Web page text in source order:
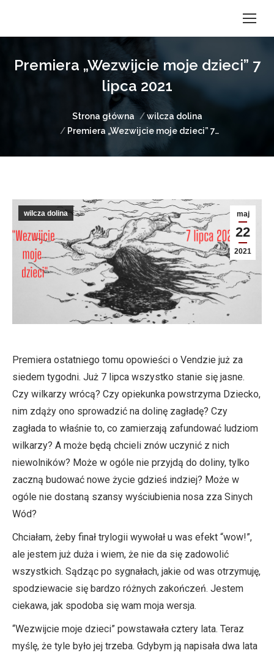
Premiera „Wezwijcie moje dzieci” 7
lipca 2021
Strona główna
wilcza dolina
Premiera „Wezwijcie moje dzieci” 7…
maj
22
2021
wilcza dolina
Premiera ostatniego tomu opowieści o Vendzie już za
siedem tygodni. Już 7 lipca wszystko stanie się jasne.
Czy wilkarzy wrócą? Czy opiekunka powstrzyma Dziecko,
nim zdąży ono sprowadzić na dolinę zagładę? Czy
zagłada to właśnie to, co zamierzają zafundować ludziom
wilkarzy? A może będą chcieli znów uczynić z nich
niewolników? Może w ogóle nie przyjdą do doliny, tylko
zaczną budować nowe życie gdzieś indziej? Może w
ogóle nie dostaną szansy wyściubienia nosa zza Sinych
Wód?
Chciałam, żeby finał trylogii wywołał u was efekt “wow!”,
ale jestem już duża i wiem, że nie da się zadowolić
wszystkich. Sądząc po sygnałach, jakie od was otrzymuję,
spodziewacie się bardzo różnych zakończeń. Jestem
ciekawa, jak spodoba się wam moja wersja.
“Wezwijcie moje dzieci” powstawała cztery lata. Teraz
myślę, że tyle było jej trzeba. Gdybym ją napisała dwa lata